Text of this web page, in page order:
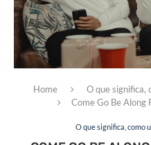
Home
O que significa,
Come Go Be Along
O que significa, como